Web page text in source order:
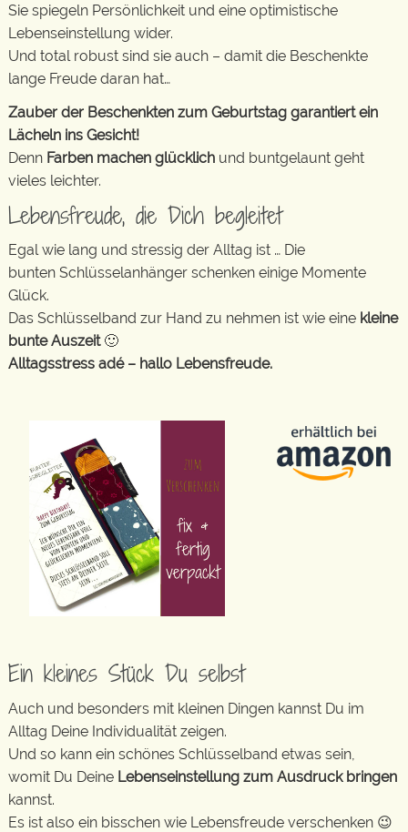
Sie spiegeln Persönlichkeit und eine optimistische
Lebenseinstellung wider.
Und total robust sind sie auch – damit die Beschenkte
lange Freude daran hat…
Zauber der Beschenkten zum Geburtstag garantiert ein
Lächeln ins Gesicht!
Denn Farben machen glücklich und buntgelaunt geht
vieles leichter.
Lebensfreude, die Dich begleitet
Egal wie lang und stressig der Alltag ist … Die
bunten Schlüsselanhänger schenken einige Momente
Glück.
Das Schlüsselband zur Hand zu nehmen ist wie eine kleine
bunte Auszeit🙂
Alltagsstress adé – hallo Lebensfreude.
Ein kleines Stück Du selbst
Auch und besonders mit kleinen Dingen kannst Du im
Alltag Deine Individualität zeigen.
Und so kann ein schönes Schlüsselband etwas sein,
womit Du Deine Lebenseinstellung zum Ausdruck bringen
kannst.
Es ist also ein bisschen wie Lebensfreude verschenken 😉